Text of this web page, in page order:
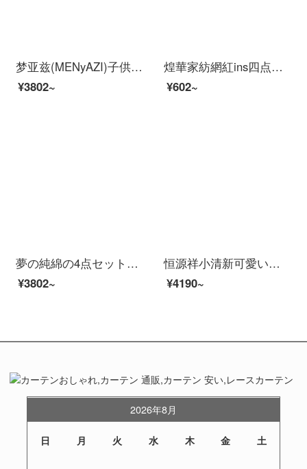
梦亚兹(MENyAZI)子供用ベッド用品纯绵四点セットキャラクターの女の子のお姫様風子供部屋60本のロングウール布団カバーのベッド笠恐竜の図案芳華-ピンク1.5 mベッド/四点セットのシーツ/適用200*230芯
¥3802~
煌華家紡網紅ins四点セット春秋1.5 m 1.8 m 1.2シーツ布団セットベッド用品シングルダブルベッド学生三件寮4卓爾曼酷玩字母1.8 mベッド四点セット【布団カバー1.8*2.2 m】
¥602~
夢の純綿の4点セットのシーツ学生寮の児童の部屋の純綿の柔軟な漫画のかわいいベッドの品物の布団セットの1家の主人の1.5メートルのベッド（200*230 cm）の4件のセット
¥3802~
恒源祥小清新可愛い漫画子供四点セット純綿の女の子ins風のベッド用品少女可愛いイチゴアイス布団カバー水緑のシーツの四点セット1.8 m(6フィート)ベッド
¥4190~
2026年8月
日 月 火 水 木 金 土